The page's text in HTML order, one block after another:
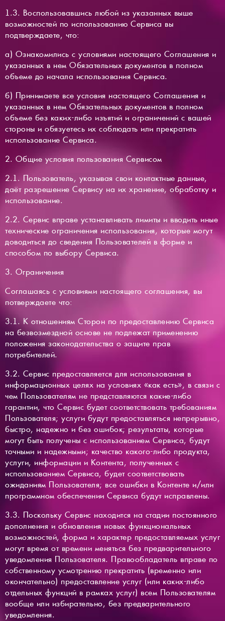
1.3. Воспользовавшись любой из указанных выше
возможностей по использованию Сервиса вы
подтверждаете, что:
а) Ознакомились с условиями настоящего Соглашения и
указанных в нем Обязательных документов в полном
объеме до начала использования Сервиса.
б) Принимаете все условия настоящего Соглашения и
указанных в нем Обязательных документов в полном
объеме без каких-либо изъятий и ограничений с вашей
стороны и обязуетесь их соблюдать или прекратить
использование Сервиса.
2. Общие условия пользования Сервисом
2.1. Пользователь, указывая свои контактные данные,
даёт разрешение Сервису на их хранение, обработку и
использование.
2.2. Сервис вправе устанавливать лимиты и вводить иные
технические ограничения использования, которые могут
доводиться до сведения Пользователей в форме и
способом по выбору Сервиса.
3. Ограничения
Соглашаясь с условиями настоящего соглашения, вы
потверждаете что:
3.1. К отношениям Сторон по предоставлению Сервиса
на безвозмездной основе не подлежат применению
положения законодательства о защите прав
потребителей.
3.2. Сервис предоставляется для использования в
информационных целях на условиях «как есть», в связи с
чем Пользователям не представляются какие-либо
гарантии, что Сервис будет соответствовать требованиям
Пользователя; услуги будут предоставляться непрерывно,
быстро, надежно и без ошибок; результаты, которые
могут быть получены с использованием Сервиса, будут
точными и надежными; качество какого-либо продукта,
услуги, информации и Контента, полученных с
использованием Сервиса, будет соответствовать
ожиданиям Пользователя; все ошибки в Контенте и/или
программном обеспечении Сервиса будут исправлены.
3.3. Поскольку Сервис находится на стадии постоянного
дополнения и обновления новых функциональных
возможностей, форма и характер предоставляемых услуг
могут время от времени меняться без предварительного
уведомления Пользователя. Правообладатель вправе по
собственному усмотрению прекратить (временно или
окончательно) предоставление услуг (или каких-либо
отдельных функций в рамках услуг) всем Пользователям
вообще или избирательно, без предварительного
уведомления.